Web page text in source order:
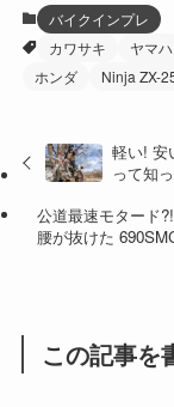
(47)
(16)
バイクインプレ
カワサキ
ヤマハ
ホンダ
Ninja ZX-
軽い! 安
って知
公道最速モタード
腰が抜けた
この記事を